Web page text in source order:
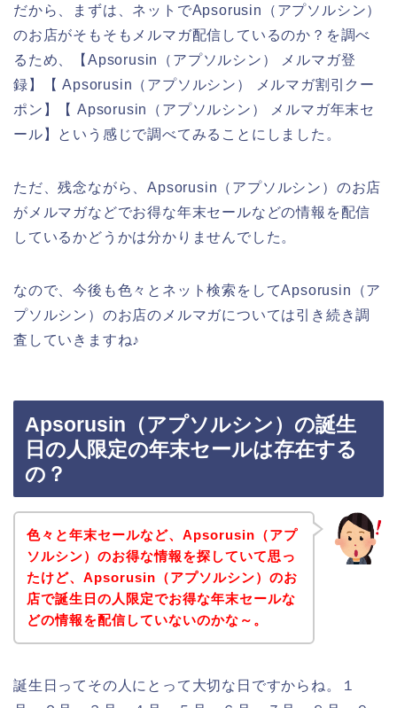
だから、まずは、ネットでApsorusin（アプソルシン）
のお店がそもそもメルマガ配信しているのか？を調べ
るため、【Apsorusin（アプソルシン） メルマガ登
録】【 Apsorusin（アプソルシン） メルマガ割引クー
ポン】【 Apsorusin（アプソルシン） メルマガ年末セ
ール】という感じで調べてみることにしました。
ただ、残念ながら、Apsorusin（アプソルシン）のお店
がメルマガなどでお得な年末セールなどの情報を配信
しているかどうかは分かりませんでした。
なので、今後も色々とネット検索をしてApsorusin（ア
プソルシン）のお店のメルマガについては引き続き調
査していきますね♪
Apsorusin（アプソルシン）の誕生
日の人限定の年末セールは存在する
の？
色々と年末セールなど、Apsorusin（アプ
ソルシン）のお得な情報を探していて思っ
たけど、Apsorusin（アプソルシン）のお
店で誕生日の人限定でお得な年末セールな
どの情報を配信していないのかな～。
誕生日ってその人にとって大切な日ですからね。１